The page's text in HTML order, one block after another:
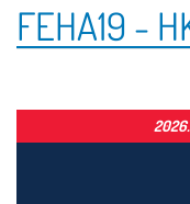
FEHA19 -